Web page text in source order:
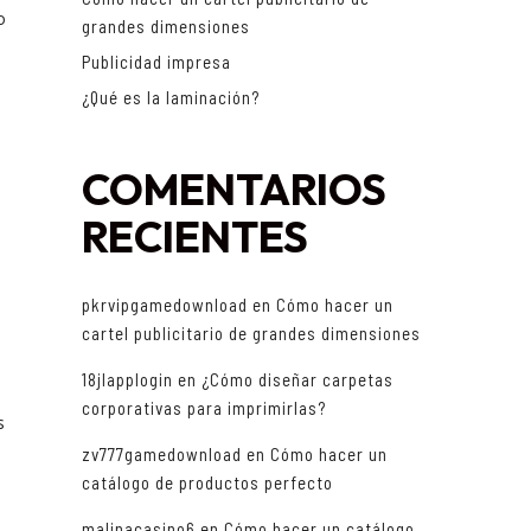
grandes dimensiones
Publicidad impresa
¿Qué es la laminación?
COMENTARIOS
RECIENTES
pkrvipgamedownload en Cómo hacer un
cartel publicitario de grandes dimensiones
18jlapplogin en ¿Cómo diseñar carpetas
corporativas para imprimirlas?
zv777gamedownload en Cómo hacer un
catálogo de productos perfecto